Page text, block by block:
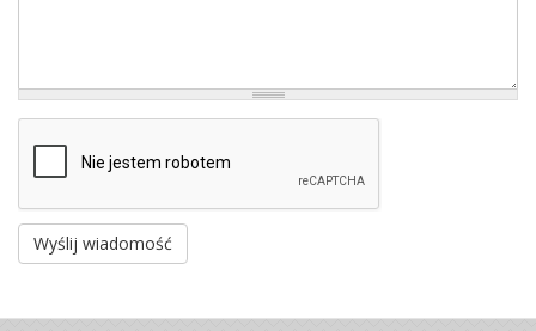
Wyślij wiadomość